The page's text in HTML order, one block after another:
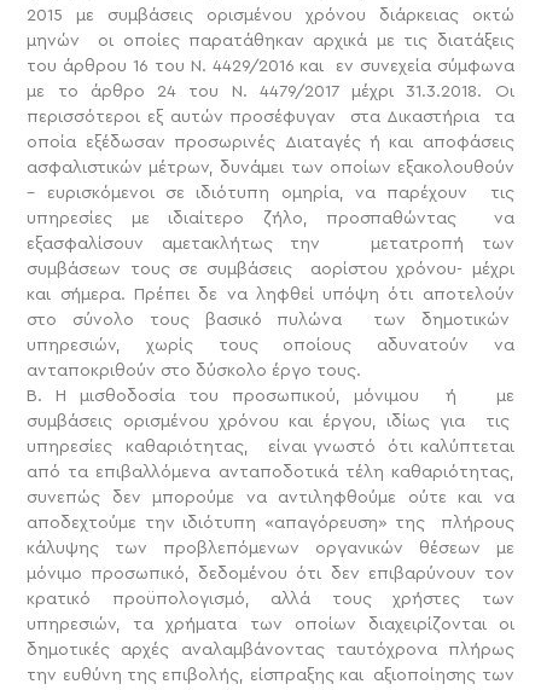
2015 με συμβάσεις ορισμένου χρόνου διάρκειας οκτώ
μηνών οι οποίες παρατάθηκαν αρχικά με τις διατάξεις
του άρθρου 16 του Ν. 4429/2016 και εν συνεχεία σύμφωνα
με το άρθρο 24 του Ν. 4479/2017 μέχρι 31.3.2018. Οι
περισσότεροι εξ αυτών προσέφυγαν στα Δικαστήρια τα
οποία εξέδωσαν προσωρινές Διαταγές ή και αποφάσεις
ασφαλιστικών μέτρων, δυνάμει των οποίων εξακολουθούν
– ευρισκόμενοι σε ιδιότυπη ομηρία, να παρέχουν τις
υπηρεσίες με ιδιαίτερο ζήλο, προσπαθώντας να
εξασφαλίσουν αμετακλήτως την μετατροπή των
συμβάσεων τους σε συμβάσεις αορίστου χρόνου- μέχρι
και σήμερα. Πρέπει δε να ληφθεί υπόψη ότι αποτελούν
στο σύνολο τους βασικό πυλώνα των δημοτικών
υπηρεσιών, χωρίς τους οποίους αδυνατούν να
ανταποκριθούν στο δύσκολο έργο τους.
Β. Η μισθοδοσία του προσωπικού, μόνιμου ή με
συμβάσεις ορισμένου χρόνου και έργου, ιδίως για τις
υπηρεσίες καθαριότητας, είναι γνωστό ότι καλύπτεται
από τα επιβαλλόμενα ανταποδοτικά τέλη καθαριότητας,
συνεπώς δεν μπορούμε να αντιληφθούμε ούτε και να
αποδεχτούμε την ιδιότυπη «απαγόρευση» της πλήρους
κάλυψης των προβλεπόμενων οργανικών θέσεων με
μόνιμο προσωπικό, δεδομένου ότι δεν επιβαρύνουν τον
κρατικό προϋπολογισμό, αλλά τους χρήστες των
υπηρεσιών, τα χρήματα των οποίων διαχειρίζονται οι
δημοτικές αρχές αναλαμβάνοντας ταυτόχρονα πλήρως
την ευθύνη της επιβολής, είσπραξης και αξιοποίησης των